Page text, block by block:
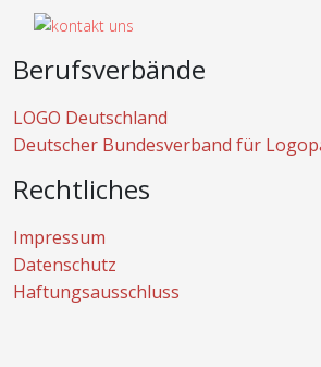
Berufsverbände
LOGO Deutschland
Deutscher Bundesverband für
Rechtliches
Impressum
Datenschutz
Haftungsausschluss